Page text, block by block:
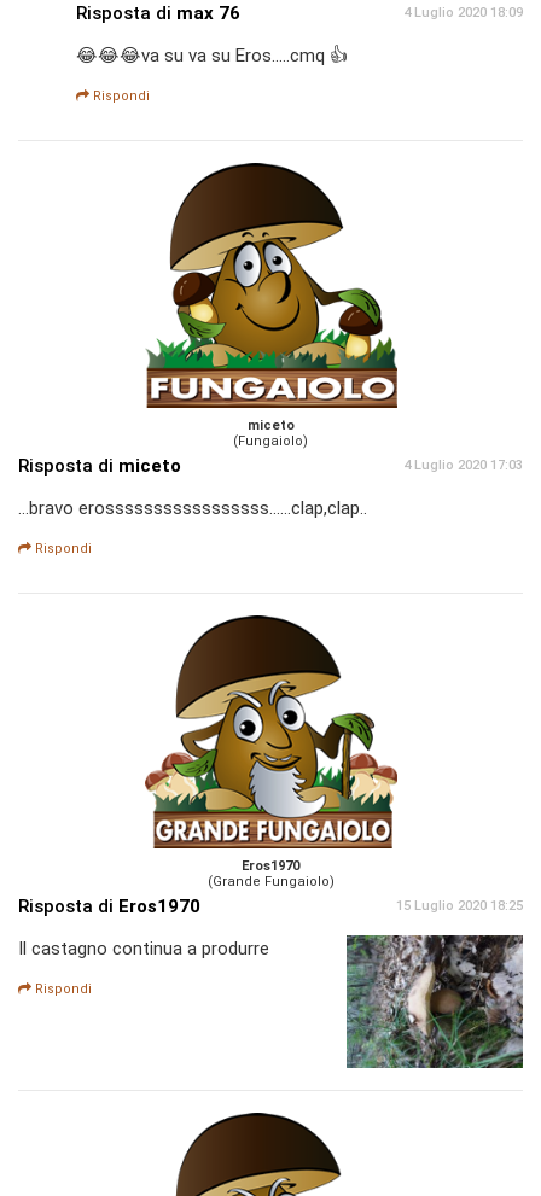
Risposta di max 76 4 Luglio 2020 18:09
😂😂😂va su va su Eros.....cmq 👍
Rispondi
miceto
(Fungaiolo)
Risposta di miceto 4 Luglio 2020 17:03
...bravo erosssssssssssssssss......clap,clap..
Rispondi
Eros1970
(Grande Fungaiolo)
Risposta di Eros1970 15 Luglio 2020 18:25
Il castagno continua a produrre
Rispondi